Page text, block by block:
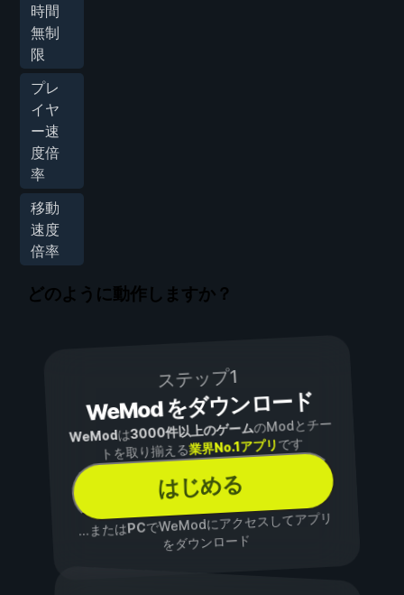
時間
無制
限
プレ
イヤ
ー速
度倍
率
移動
速度
倍率
どのように動作しますか？
ステップ1
WeMod をダウンロード
WeModは3000件以上のゲームのModとチー
トを取り揃える業界No.1アプリです
はじめる
...またはPCでWeModにアクセスしてアプリ
をダウンロード